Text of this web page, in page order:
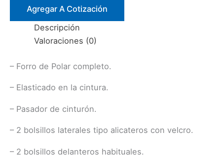
FORRADO
POLAR
Agregar A Cotización
Descripción
Valoraciones (0)
– Forro de Polar completo.
– Elasticado en la cintura.
– Pasador de cinturón.
– 2 bolsillos laterales tipo alicateros con velcro.
– 2 bolsillos delanteros habituales.